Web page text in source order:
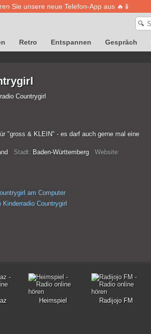
Sie unsere neue Telefon-App aus 🔥📱
🔍
Retro Entspannen Gespräch
Countrygirl
"gross & KLEIN" - es darf auch gerne mal eine
Stadt: Baden-Württemberg Website:
am Computer
Countrygirl
Heimspiel
Radijojo FM